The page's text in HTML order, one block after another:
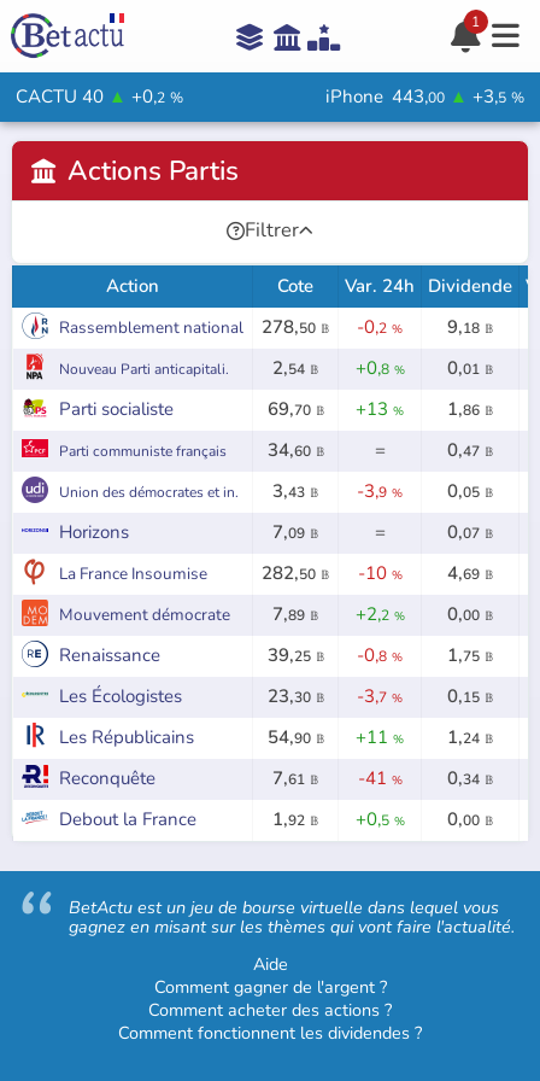
   
1 
 Aide
 Votre avis ?
CACTU 40 ▲ +0,2 % iPhone 443,00 ▲ +3,5 %
 Actions Partis
Filtrer
Action Cote Var. 24h Dividende
Rassemblement national 278,50 𝔹 -0,2 % 9,18 𝔹
Nouveau Parti anticapitali. 2,54 𝔹 +0,8 % 0,01 𝔹
Parti socialiste
69,70 𝔹 +13% 1,86 𝔹
Parti communiste français 34,60 𝔹 = 0,47 𝔹
Union des démocrates et in. 3,43 𝔹 -3,9 % 0,05 𝔹
Horizons
7,09 𝔹 = 0,07 𝔹
La France Insoumise 282,50 𝔹 -10 % 4,69 𝔹
Mouvement démocrate 7,89 𝔹 +2,2 % 0,00 𝔹
Renaissance 39,25 𝔹 -0,8 % 1,75 𝔹
Les Écologistes
23,30 𝔹 -3,7 % 0,15 𝔹
Les Républicains
54,90 𝔹 +11% 1,24 𝔹
Reconquête
7,61 𝔹 -41 % 0,34 𝔹
Debout la France 1,92 𝔹 +0,5 % 0,00 𝔹
BetActu est un jeu de bourse virtuelle dans lequel vous
gagnez en misant sur les thèmes qui vont faire l'actualité.
Aide
Comment gagner de l'argent ?
Comment acheter des actions ?
Comment fonctionnent les dividendes ?